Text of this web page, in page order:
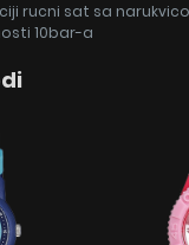
rucni sat sa
10bar-a